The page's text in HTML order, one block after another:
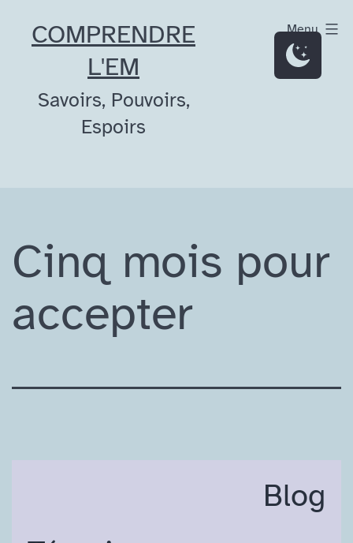
COMPRENDRE
L'EM
Savoirs, Pouvoirs,
Espoirs
Menu
Cinq mois pour
accepter
Blog